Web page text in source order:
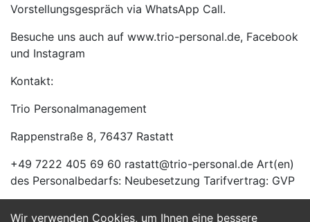
Wir verwenden Cookies, um Ihnen eine bessere
Vorstellungsgespräch via WhatsApp Call.
Besuche uns auch auf www.trio-personal.de, Facebook
und Instagram
Kontakt:
Trio Personalmanagement
Rappenstraße 8, 76437 Rastatt
+49 7222 405 69 60 rastatt@trio-personal.de Art(en)
des Personalbedarfs: Neubesetzung Tarifvertrag: GVP